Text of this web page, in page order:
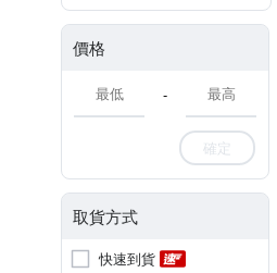
價格
-
確定
取貨方式
快速到貨